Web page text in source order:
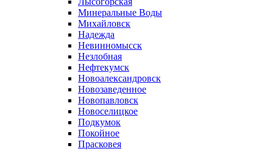
Минеральные Воды
Михайловск
Надежда
Невинномысск
Незлобная
Нефтекумск
Новоалександровск
Новозаведенное
Новопавловск
Новоселицкое
Подкумок
Покойное
Прасковея